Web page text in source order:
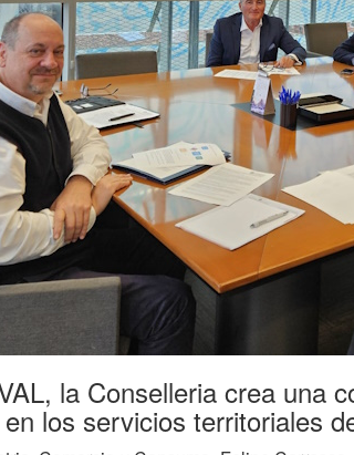
la Conselleria crea una
los servicios territoriales